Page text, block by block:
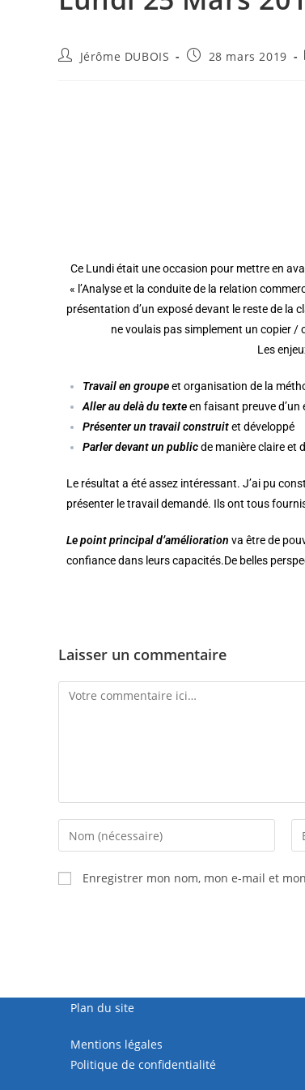
Jérôme DUBOIS 28 mars 2019
Ce Lundi était une occasion pour mettre en
« l’Analyse et la conduite de la relation
présentation d’un exposé devant le reste de la
ne voulais pas simplement un copier /
Les
Travail en groupeet organisation de la
Aller au delà du texteen faisant preuve
Présenter un travail construitet développé
Parler devant un publicde manière claire et
Le résultat a été assez intéressant. J’ai pu
présenter le travail demandé. Ils ont tous
Le point principal d’amélioration va être de
confiance dans leurs capacités.De belles
Laisser un commentaire
Enregistrer mon nom, mon e-mail et
Plan du site
Mentions légales
Politique de confidentialité